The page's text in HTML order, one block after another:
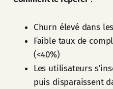
Churn élevé dans
Faible taux de
(<40%)
Les utilisateurs
puis disparaissent